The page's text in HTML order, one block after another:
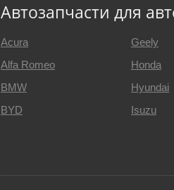
Автозапчасти для
Acura
Alfa Romeo
BMW
BYD
Geely
Honda
Hyundai
Isuzu